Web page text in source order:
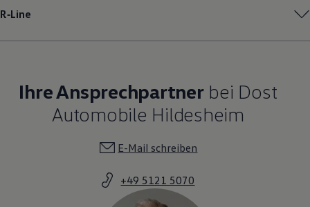
R‑Line
Ihre Ansprechpartnerbei Dost
Automobile Hildesheim
E-Mail schreiben
+49 5121 5070